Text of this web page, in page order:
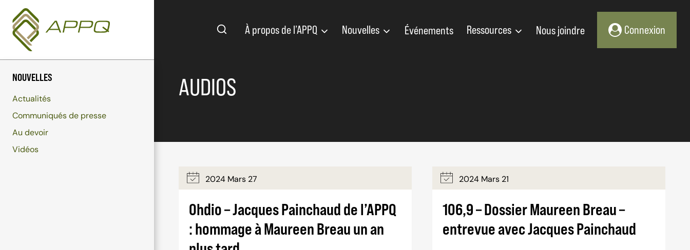
Aller
contenu
À propos de l’APPQ Nouvelles Événements Ressources Nous joindre Connexion
AUDIOS
2024 Mars 27
Ohdio – Jacques Painchaud de l’APPQ
: hommage à Maureen Breau un an
2024 Mars 21
106,9 – Dossier Maureen Breau –
entrevue avec Jacques Painchaud
NOUVELLES
Actualités
Communiqués de presse
Au devoir
Vidéos